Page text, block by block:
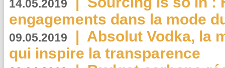
14.05.2019
engagements dans la mode
09.05.2019 | Absolut Vodka, la
qui inspire la transparence